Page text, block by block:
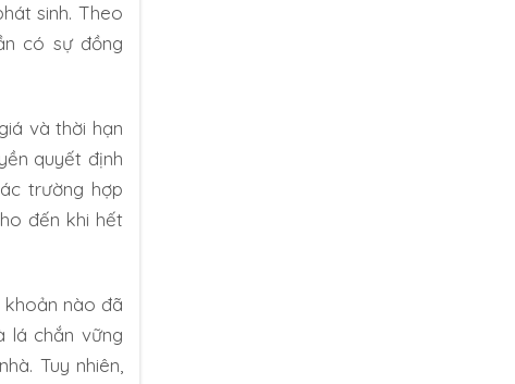
sinh. Theo
có sự đồng
và thời hạn
quyết định
trường hợp
đến khi hết
nào đã
lá chắn vững
Tuy nhiên,